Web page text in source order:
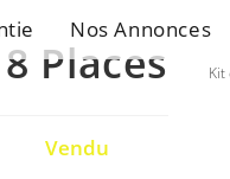
Nos Annonces
Places
Vendu